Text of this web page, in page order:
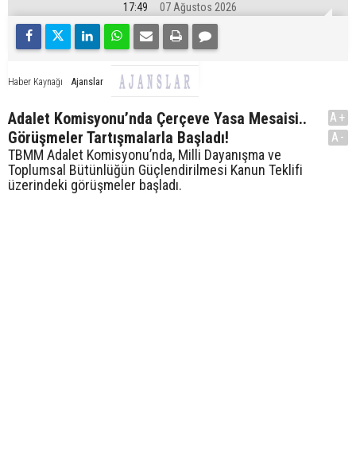
17:49 07 Ağustos 2026
Haber Kaynağı Ajanslar
Adalet Komisyonu’nda Çerçeve Yasa Mesaisi..
Görüşmeler Tartışmalarla Başladı!
TBMM Adalet Komisyonu’nda, Milli Dayanışma ve
Toplumsal Bütünlüğün Güçlendirilmesi Kanun Teklifi
üzerindeki görüşmeler başladı.
A+
A-